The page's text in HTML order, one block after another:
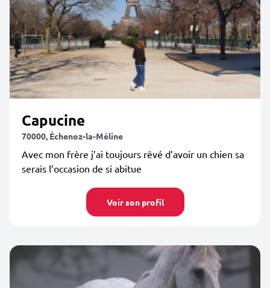
Capucine
70000, Échenoz-la-Méline
Avec mon frère j’ai toujours rêvé d’avoir un chien sa
serais l’occasion de si abitue
Voir son profil